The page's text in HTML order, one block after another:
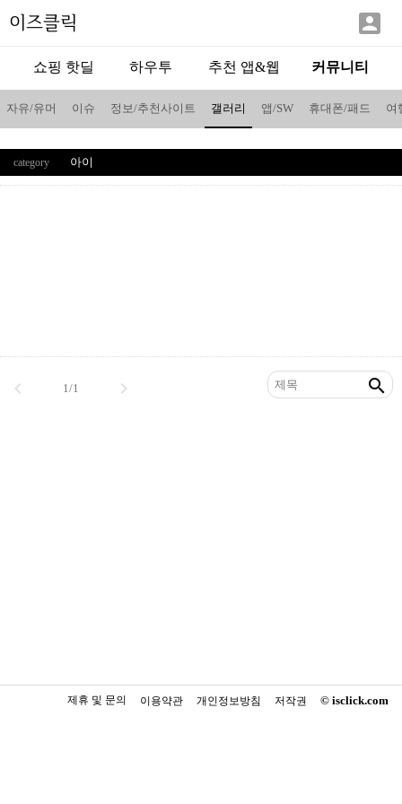
이즈클릭 
쇼핑 핫딜 하우투 추천 앱&웹 커뮤니티
자유/유머 이슈 정보/추천사이트 갤러리 앱/SW 휴대폰/패드 여
category 아이

 1/1 
© isclick.com
저작권
개인정보방침
이용약관
제휴 및 문의